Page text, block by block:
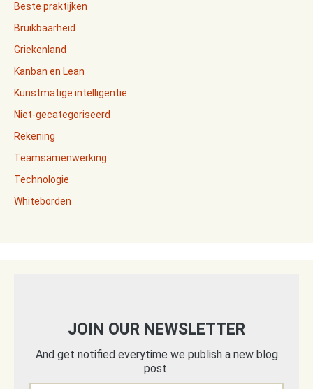
Beste praktijken
Bruikbaarheid
Griekenland
Kanban en Lean
Kunstmatige intelligentie
Niet-gecategoriseerd
Rekening
Teamsamenwerking
Technologie
Whiteborden
JOIN OUR NEWSLETTER
And get notified everytime we publish a new blog
post.